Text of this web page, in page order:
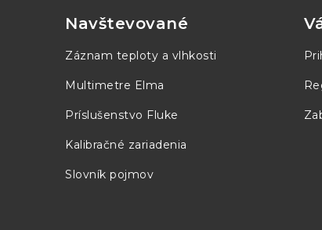
Senzory merajúce teplotu
vzduchu, senzory v pukoch
Navštevované
Záznam teploty a vlhkosti
Multimetre Elma
Príslušenstvo Fluke
Kalibračné zariadenia
Slovník pojmov